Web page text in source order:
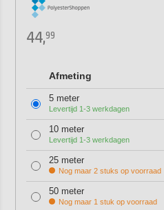
44,99
Afmeting
5 meter
Levertijd 1-3 werkdagen
10 meter
Levertijd 1-3 werkdagen
25 meter
Nog maar 2 stuks op voorraad
50 meter
Nog maar 1 stuk op voorraad